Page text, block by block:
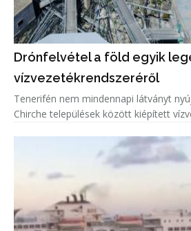
Drónfelvétel a föld egyik
vízvezetékrendszeréről
Tenerifén nem mindennapi látványt
Chirche települések között kiépített